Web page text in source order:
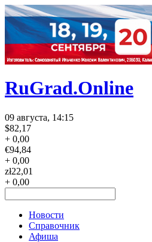
RuGrad.Online
09 августа, 14:15
$82,17
+ 0,00
€94,84
+ 0,00
zł22,01
+ 0,00
Новости
Справочник
Афиша